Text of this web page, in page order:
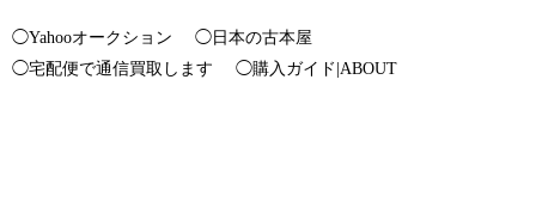
◯Yahooオークション
◯日本の古本屋
◯宅配便で通信買取します
◯購入ガイド|ABOUT